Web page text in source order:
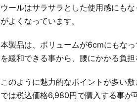
ウールはサラサラとした使用感にも
がよくなっています。
本製品は、ボリュームが6cmにもな
を緩和できる事から、腰にかかる負担
このように魅力的なポイントが多い
では税込価格6,980円で購入する事が